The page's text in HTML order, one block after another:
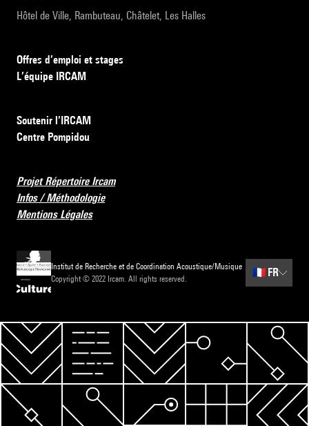
Hôtel de Ville, Rambuteau, Châtelet, Les Halles
Offres d’emploi et stages
L’équipe IRCAM
Soutenir l’IRCAM
Centre Pompidou
Projet Répertoire Ircam
Infos / Méthodologie
Mentions Légales
Institut de Recherche et de Coordination Acoustique/Musique
Copyright © 2022 Ircam. All rights reserved.
🇫🇷 FR